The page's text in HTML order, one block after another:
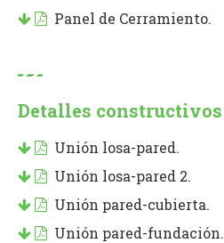
Panel de Cerramiento.
Detalles constructivos
Unión losa-pared.
Unión losa-pared 2.
Unión pared-cubierta.
Unión pared-fundación.